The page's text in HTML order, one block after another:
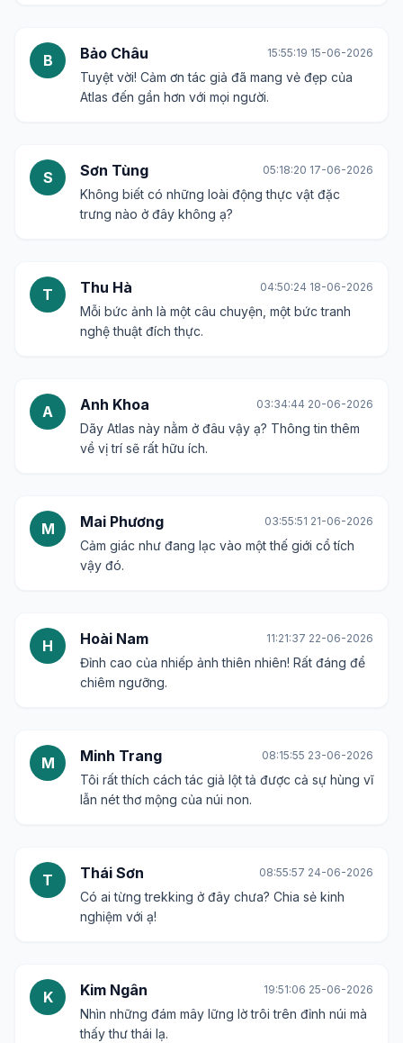
B Bảo Châu 15:55:19 15-06-2026
Tuyệt vời! Cảm ơn tác giả đã mang vẻ đẹp của
Atlas đến gần hơn với mọi người.
S Sơn Tùng 05:18:20 17-06-2026
Không biết có những loài động thực vật đặc
trưng nào ở đây không ạ?
T Thu Hà 04:50:24 18-06-2026
Mỗi bức ảnh là một câu chuyện, một bức tranh
nghệ thuật đích thực.
A Anh Khoa 03:34:44 20-06-2026
Dãy Atlas này nằm ở đâu vậy ạ? Thông tin thêm
về vị trí sẽ rất hữu ích.
M Mai Phương 03:55:51 21-06-2026
Cảm giác như đang lạc vào một thế giới cổ tích
vậy đó.
H Hoài Nam 11:21:37 22-06-2026
Đỉnh cao của nhiếp ảnh thiên nhiên! Rất đáng để
chiêm ngưỡng.
M Minh Trang 08:15:55 23-06-2026
Tôi rất thích cách tác giả lột tả được cả sự hùng vĩ
lẫn nét thơ mộng của núi non.
T Thái Sơn 08:55:57 24-06-2026
Có ai từng trekking ở đây chưa? Chia sẻ kinh
nghiệm với ạ!
K Kim Ngân 19:51:06 25-06-2026
Nhìn những đám mây lững lờ trôi trên đỉnh núi mà
thấy thư thái lạ.